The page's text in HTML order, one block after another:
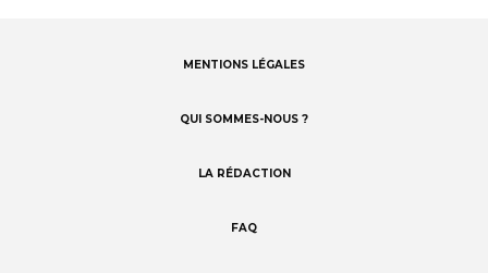
MENTIONS LÉGALES
QUI SOMMES-NOUS ?
LA RÉDACTION
FAQ